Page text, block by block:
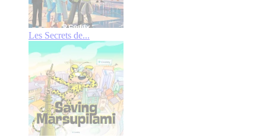
Les Secrets de...